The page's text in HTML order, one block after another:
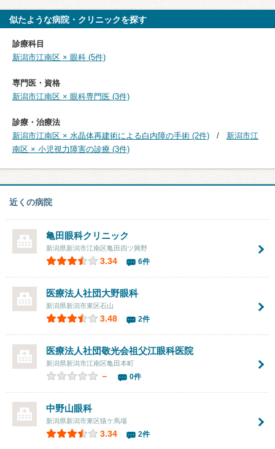
似たような病院・クリニックを探す
診療科目
新潟市江南区 × 眼科 (5件)
専門医・資格
新潟市江南区 × 眼科専門医 (3件)
診療・治療法
新潟市江南区 × 水晶体再建術による白内障の手術 (2件)
新潟市江
南区 × 小児視力障害の診療 (3件)
近くの病院
亀田眼科クリニック
新潟県新潟市江南区亀田四ツ興野
3.34 6件
医療法人社団大野眼科
新潟県新潟市東区石山
3.48 2件
医療法人社団敬光会祖父江眼科医院
新潟県新潟市江南区亀田本町
－ 0件
中野山眼科
新潟県新潟市東区猿ケ馬場
3.34 2件